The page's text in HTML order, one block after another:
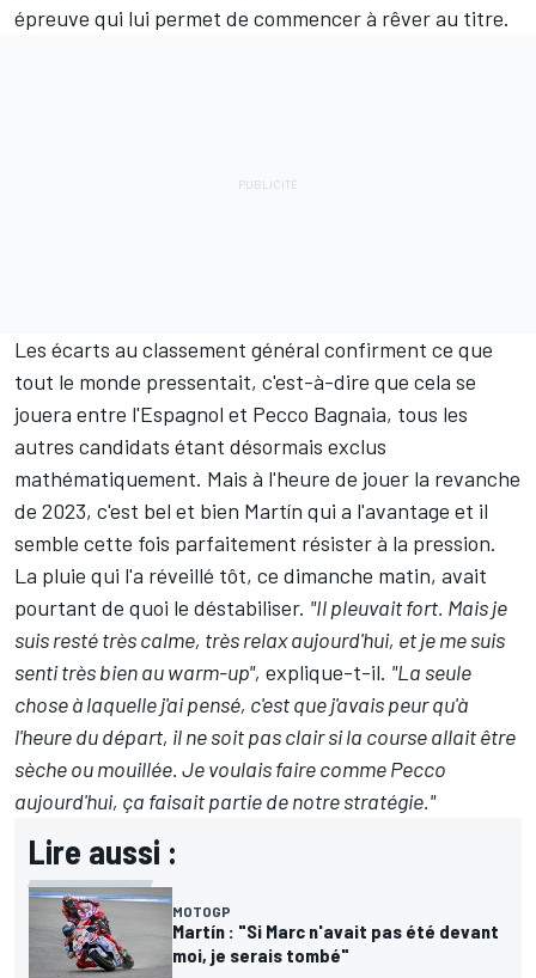
épreuve qui lui permet de commencer à rêver au titre.
Les écarts au classement général confirment ce que
tout le monde pressentait, c'est-à-dire que cela se
jouera entre l'Espagnol et Pecco Bagnaia, tous les
autres candidats étant désormais exclus
mathématiquement. Mais à l'heure de jouer la revanche
de 2023, c'est bel et bien Martín qui a l'avantage et il
semble cette fois parfaitement résister à la pression.
La pluie qui l'a réveillé tôt, ce dimanche matin, avait
pourtant de quoi le déstabiliser. "Il pleuvait fort. Mais je
suis resté très calme, très relax aujourd'hui, et je me suis
senti très bien au warm-up", explique-t-il. "La seule
chose à laquelle j'ai pensé, c'est que j'avais peur qu'à
l'heure du départ, il ne soit pas clair si la course allait être
sèche ou mouillée. Je voulais faire comme Pecco
aujourd'hui, ça faisait partie de notre stratégie."
Lire aussi :
MOTOGP
Martín : "Si Marc n'avait pas été devant
moi, je serais tombé"